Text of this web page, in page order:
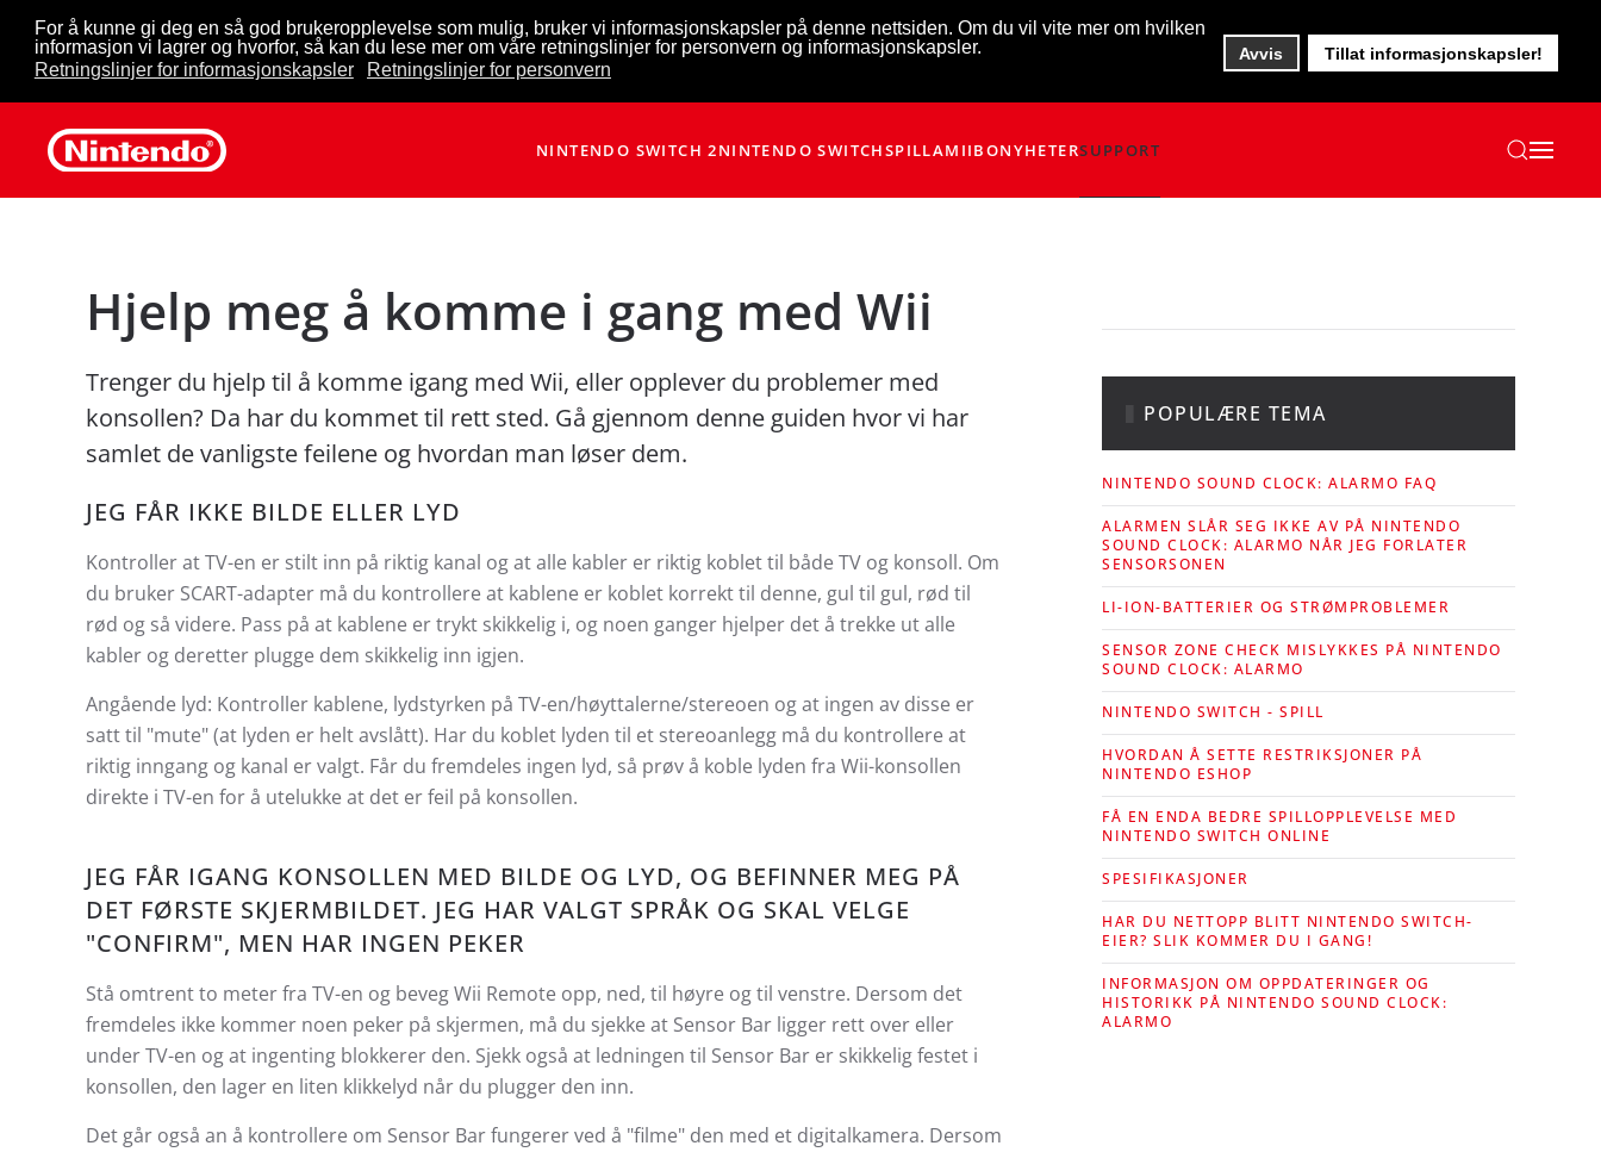
For å kunne gi deg en så god brukeropplevelse som mulig, bruker vi informasjonskapsler på denne nettsiden. Om du vil vite mer om hvilken
informasjon vi lagrer og hvorfor, så kan du lese mer om våre retningslinjer for personvern og informasjonskapsler.
Retningslinjer for informasjonskapsler
Retningslinjer for personvern
Avvis Tillat informasjonskapsler!
Skip to main content
NINTENDO SWITCH 2NINTENDO SWITCHSPILLAMIIBONYHETERSUPPORT
Hjelp meg å komme i gang med Wii
Trenger du hjelp til å komme igang med Wii, eller opplever du problemer med
konsollen? Da har du kommet til rett sted. Gå gjennom denne guiden hvor vi har
samlet de vanligste feilene og hvordan man løser dem.
JEG FÅR IKKE BILDE ELLER LYD
Kontroller at TV-en er stilt inn på riktig kanal og at alle kabler er riktig koblet til både TV og konsoll. Om
du bruker SCART-adapter må du kontrollere at kablene er koblet korrekt til denne, gul til gul, rød til
rød og så videre. Pass på at kablene er trykt skikkelig i, og noen ganger hjelper det å trekke ut alle
kabler og deretter plugge dem skikkelig inn igjen.
Angående lyd: Kontroller kablene, lydstyrken på TV-en/høyttalerne/stereoen og at ingen av disse er
satt til "mute" (at lyden er helt avslått). Har du koblet lyden til et stereoanlegg må du kontrollere at
riktig inngang og kanal er valgt. Får du fremdeles ingen lyd, så prøv å koble lyden fra Wii-konsollen
direkte i TV-en for å utelukke at det er feil på konsollen.
JEG FÅR IGANG KONSOLLEN MED BILDE OG LYD, OG BEFINNER MEG PÅ
DET FØRSTE SKJERMBILDET. JEG HAR VALGT SPRÅK OG SKAL VELGE
"CONFIRM", MEN HAR INGEN PEKER
Stå omtrent to meter fra TV-en og beveg Wii Remote opp, ned, til høyre og til venstre. Dersom det
fremdeles ikke kommer noen peker på skjermen, må du sjekke at Sensor Bar ligger rett over eller
under TV-en og at ingenting blokkerer den. Sjekk også at ledningen til Sensor Bar er skikkelig festet i
konsollen, den lager en liten klikkelyd når du plugger den inn.
Det går også an å kontrollere om Sensor Bar fungerer ved å "filme" den med et digitalkamera. Dersom
POPULÆRE TEMA
NINTENDO SOUND CLOCK: ALARMO FAQ
ALARMEN SLÅR SEG IKKE AV PÅ NINTENDO
SOUND CLOCK: ALARMO NÅR JEG FORLATER
SENSORSONEN
LI-ION-BATTERIER OG STRØMPROBLEMER
SENSOR ZONE CHECK MISLYKKES PÅ NINTENDO
SOUND CLOCK: ALARMO
NINTENDO SWITCH - SPILL
HVORDAN Å SETTE RESTRIKSJONER PÅ
NINTENDO ESHOP
FÅ EN ENDA BEDRE SPILLOPPLEVELSE MED
NINTENDO SWITCH ONLINE
SPESIFIKASJONER
HAR DU NETTOPP BLITT NINTENDO SWITCH-
EIER? SLIK KOMMER DU I GANG!
INFORMASJON OM OPPDATERINGER OG
HISTORIKK PÅ NINTENDO SOUND CLOCK:
ALARMO